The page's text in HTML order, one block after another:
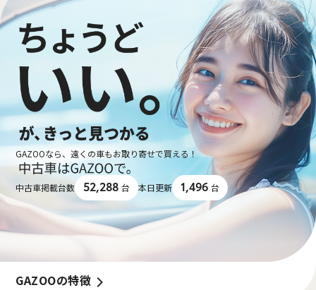
GAZOOなら、遠くの車もお取り寄せで買える！
GAZOOの特徴
中古車掲載台数 52,288 台 本日更新 1,496 台